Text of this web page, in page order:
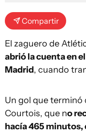
Compartir
El zaguero de
abrió la cuenta en
Madrid, cuando
Un gol que terminó
Courtois, que no
hacía 465